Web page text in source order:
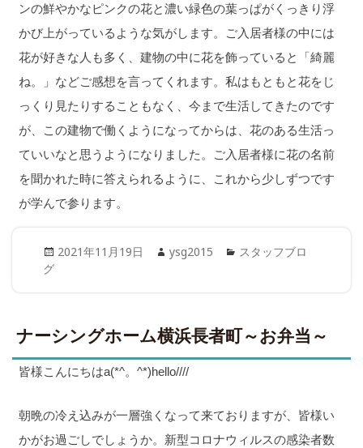
ンの鮮やかなピンクの花と濃い緑色の葉っぱがくっきり浮
かび上がっているような気がします。ご入居者様の中には
花が好きな人も多く、建物の中に花を飾っていると「綺麗
ね。」などご感想を言ってくれます。私はもともと花をじ
っくり見たりすることもなく、今まで生活してきたのです
が、この建物で働くようになってからは、花のある生活っ
ていいなと思うようになりました。ご入居者様に花の名前
を聞かれた時に答えられるように、これから少しずつです
が学んで参ります。
Posted
2021年11月19日 Author
ysg2015 Categories
スタッフブロ
グ
ナーシングホーム横浜長者町～お弁当～
皆様こんにちはa(*^。^*)hello////
朝晩の冷え込みが一層強くなって来ておりますが、皆様い
かがお過ごしでしょうか。新型コロナウィルスの感染者数